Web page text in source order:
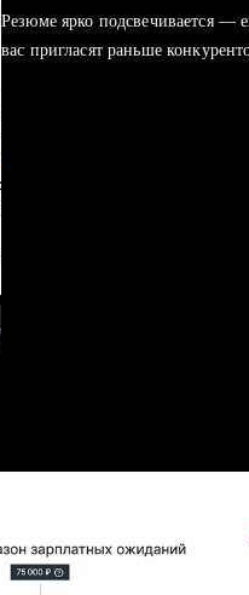
Резюме ярко подсвечивается —
вас пригласят раньше